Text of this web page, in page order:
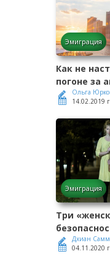
Эмиграция
Как не
погоне за
Ольга
14.02.2019
Эмиграция
Три
Дхиан
04.11.2020